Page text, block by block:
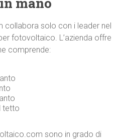
solo con i leader nel
fotovoltaico. L’azienda offre
comprende:
tetto
sono in grado di